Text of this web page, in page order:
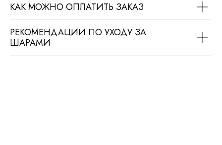
КАК МОЖНО ОПЛАТИТЬ ЗАКАЗ
РЕКОМЕНДАЦИИ ПО УХОДУ ЗА
ШАРАМИ